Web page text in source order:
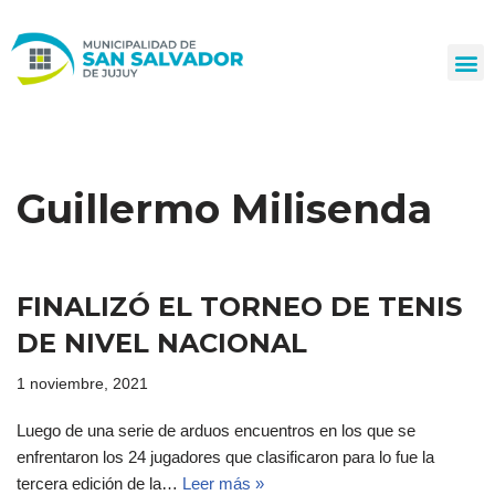
al
Guillermo Milisenda
FINALIZÓ EL TORNEO DE TENIS
DE NIVEL NACIONAL
1 noviembre, 2021
Luego de una serie de arduos encuentros en los que se
enfrentaron los 24 jugadores que clasificaron para lo fue la
tercera edición de la… Leer más »